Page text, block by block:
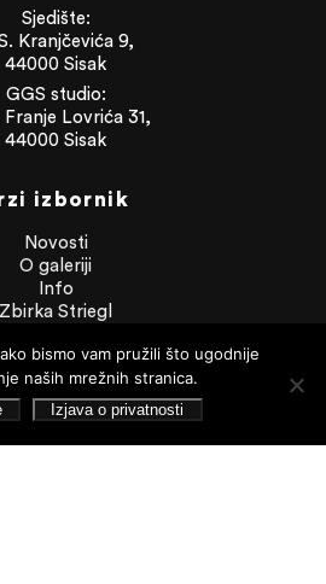
Sjedište:
Kranjčevića 9,
44000 Sisak
GGS studio:
Franje Lovrića 31,
44000 Sisak
izbornik
Novosti
O galeriji
Info
Zbirka Striegl
Publikacije
Dokumenti
bismo vam pružili što ugodnije
naših mrežnih stranica.
Izjava o privatnosti